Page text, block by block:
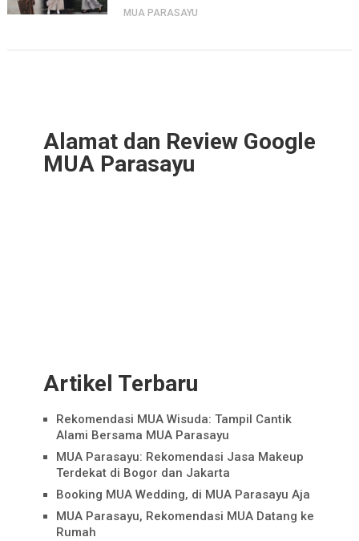
MUA PARASAYU
Alamat dan Review Google
MUA Parasayu
Artikel Terbaru
Rekomendasi MUA Wisuda: Tampil Cantik
Alami Bersama MUA Parasayu
MUA Parasayu: Rekomendasi Jasa Makeup
Terdekat di Bogor dan Jakarta
Booking MUA Wedding, di MUA Parasayu Aja
MUA Parasayu, Rekomendasi MUA Datang ke
Rumah